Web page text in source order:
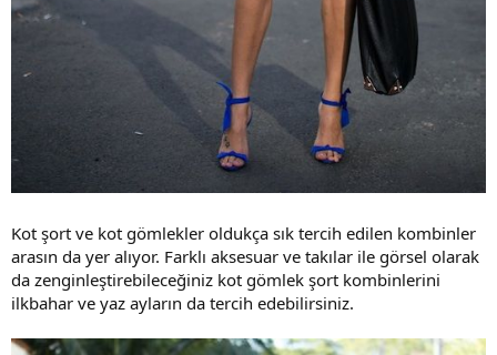
Kot şort ve kot gömlekler oldukça sık tercih edilen kombinler
arasın da yer alıyor. Farklı aksesuar ve takılar ile görsel olarak
da zenginleştirebileceğiniz kot gömlek şort kombinlerini
ilkbahar ve yaz ayların da tercih edebilirsiniz.